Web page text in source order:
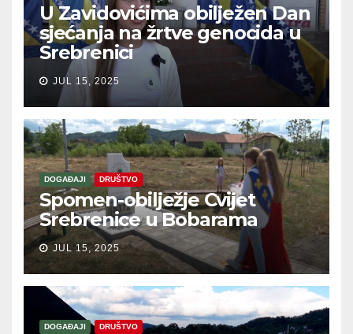
U Zavidovićima obilježen Dan
sjećanja na žrtve genocida u
Srebrenici
JUL 15, 2025
DOGAĐAJI DRUŠTVO
Spomen-obilježje Cvijet
Srebrenice u Bobarama
JUL 15, 2025
DOGAĐAJI DRUŠTVO